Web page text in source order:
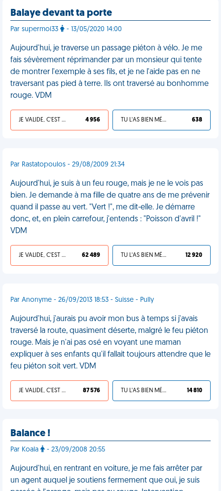
Balaye devant ta porte
Par supermoi33 - 13/05/2020 14:00
Aujourd'hui, je traverse un passage piéton à vélo. Je me
fais sévèrement réprimander par un monsieur qui tente
de montrer l'exemple à ses fils, et je ne l'aide pas en ne
traversant pas pied à terre. Ils ont traversé au bonhomme
rouge. VDM
JE VALIDE, C'EST UNE VDM 4 956 TU L'AS BIEN MÉRITÉ 638
Par Rastatopoulos - 29/08/2009 21:34
Aujourd'hui, je suis à un feu rouge, mais je ne le vois pas
bien. Je demande à ma fille de quatre ans de me prévenir
quand il passe au vert. "Vert !", me dit-elle. Je démarre
donc, et, en plein carrefour, j'entends : "Poisson d'avril !"
VDM
JE VALIDE, C'EST UNE VDM 62 489 TU L'AS BIEN MÉRITÉ 12 920
Par Anonyme - 26/09/2013 18:53 - Suisse - Pully
Aujourd'hui, j'aurais pu avoir mon bus à temps si j'avais
traversé la route, quasiment déserte, malgré le feu piéton
rouge. Mais je n'ai pas osé en voyant une maman
expliquer à ses enfants qu'il fallait toujours attendre que le
feu piéton soit vert. VDM
JE VALIDE, C'EST UNE VDM 87 576 TU L'AS BIEN MÉRITÉ 14 810
Balance !
Par Koala - 23/09/2008 20:55
Aujourd'hui, en rentrant en voiture, je me fais arrêter par
un agent auquel je soutiens fermement que oui, je suis